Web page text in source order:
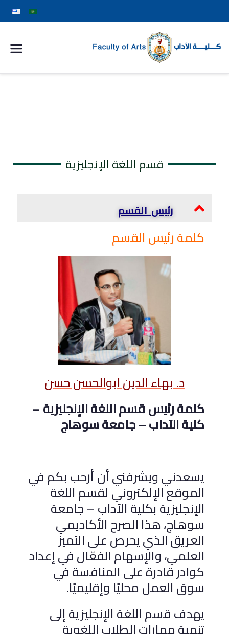
قسم اللغة الإنجليزية
رئيس القسم
كلمة رئيس القسم
د. بهاء الدين ابوالحسن حسن
كلمة رئيس قسم اللغة الإنجليزية –
كلية الآداب – جامعة سوهاج
يسعدني ويشرفني أن أرحب بكم في
الموقع الإلكتروني لقسم اللغة
الإنجليزية بكلية الآداب – جامعة
سوهاج، هذا الصرح الأكاديمي
العريق الذي يحرص على التميز
العلمي، والإسهام الفعّال في إعداد
كوادر قادرة على المنافسة في
سوق العمل محليًا وإقليميًا.
يهدف قسم اللغة الإنجليزية إلى